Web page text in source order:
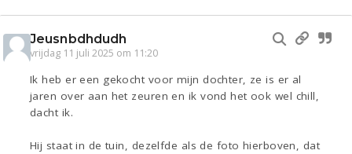
Jeusnbdhdudh
vrijdag 11 juli 2025 om 11:20
Ik heb er een gekocht voor mijn dochter, ze is er al
jaren over aan het zeuren en ik vond het ook wel chill,
dacht ik.
Hij staat in de tuin, dezelfde als de foto hierboven, dat